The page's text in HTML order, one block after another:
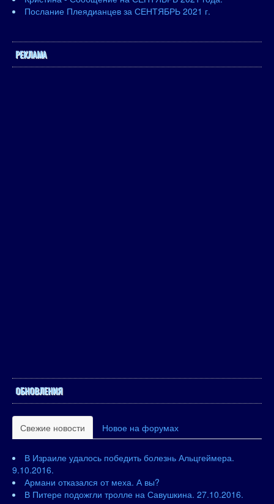
Послание Плеядианцев за СЕНТЯБРЬ 2021 г.
РЕКЛАМА
ОБНОВЛЕНИЯ
Свежие новости Новое на форумах
В Израиле удалось победить болезнь Альцгеймера.
9.10.2016.
Армани отказался от меха. А вы?
В Питере подожгли тролле на Савушкина. 27.10.2016.